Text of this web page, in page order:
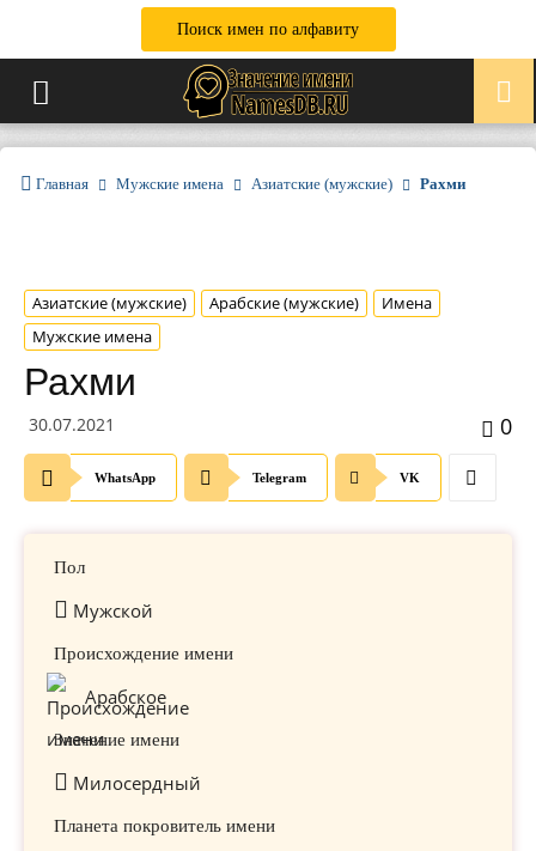
Поиск имен по алфавиту
Главная Мужские имена Азиатские (мужские) Рахми
Азиатские (мужские) Арабские (мужские)
Имена
Мужские имена
Рахми
30.07.2021 0
WhatsApp Telegram VK
Пол
Мужской
Происхождение имени
Арабское
Значение имени
Милосердный
Планета покровитель имени